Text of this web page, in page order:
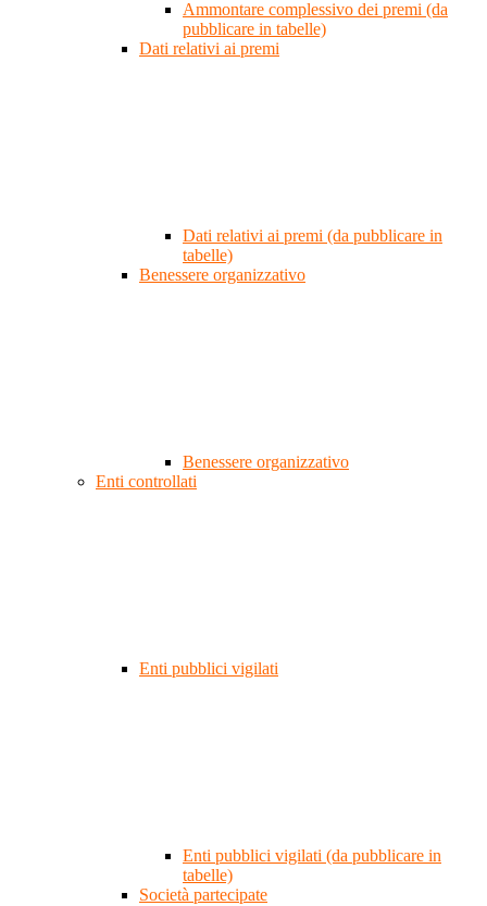
Ammontare complessivo dei premi (da
pubblicare in tabelle)
Dati relativi ai premi
Dati relativi ai premi (da pubblicare in
tabelle)
Benessere organizzativo
Benessere organizzativo
Enti controllati
Enti pubblici vigilati
Enti pubblici vigilati (da pubblicare in
tabelle)
Società partecipate